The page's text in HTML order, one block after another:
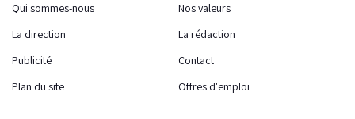
Qui sommes-nous
Nos valeurs
La direction
La rédaction
Publicité
Contact
Plan du site
Offres d'emploi